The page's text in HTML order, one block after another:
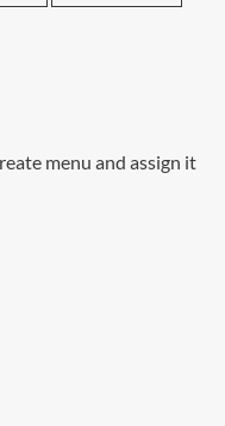
menu and assign it